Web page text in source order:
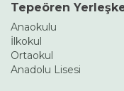
Tepeören
Anaokulu
İlkokul
Ortaokul
Anadolu Lisesi